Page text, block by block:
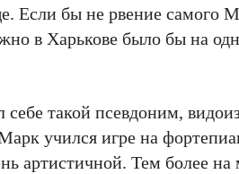
Если бы не рвение самого
в Харькове было бы на
такой псевдоним,
учился игре на
артистичной. Тем более